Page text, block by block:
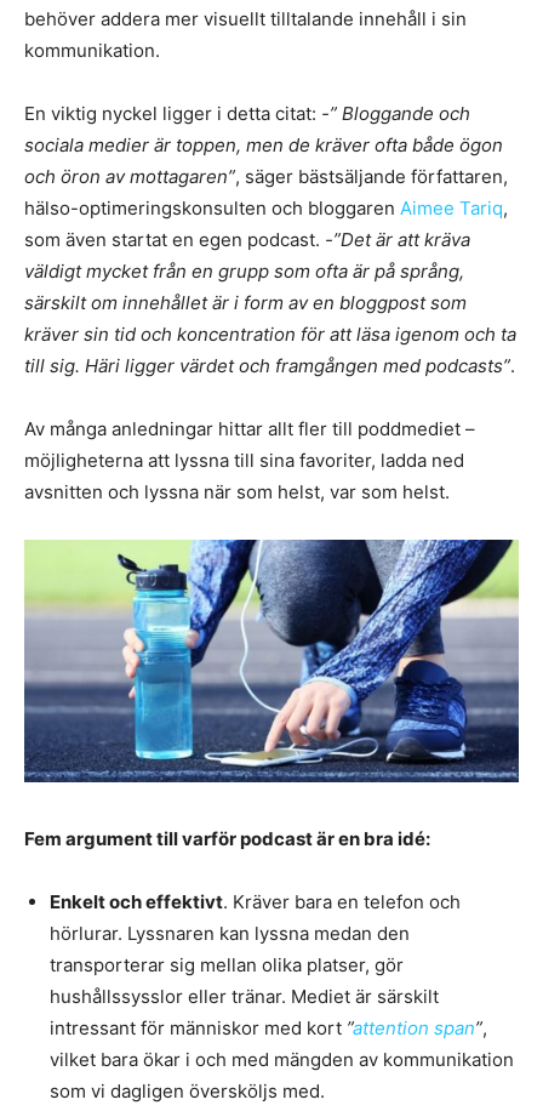
behöver addera mer visuellt tilltalande innehåll i sin
kommunikation.
En viktig nyckel ligger i detta citat: -” Bloggande och
sociala medier är toppen, men de kräver ofta både ögon
och öron av mottagaren”, säger bästsäljande författaren,
hälso-optimeringskonsulten och bloggaren Aimee Tariq,
som även startat en egen podcast. -”Det är att kräva
väldigt mycket från en grupp som ofta är på språng,
särskilt om innehållet är i form av en bloggpost som
kräver sin tid och koncentration för att läsa igenom och ta
till sig. Häri ligger värdet och framgången med podcasts”.
Av många anledningar hittar allt fler till poddmediet –
möjligheterna att lyssna till sina favoriter, ladda ned
avsnitten och lyssna när som helst, var som helst.
Fem argument till varför podcast är en bra idé:
Enkelt och effektivt. Kräver bara en telefon och
hörlurar. Lyssnaren kan lyssna medan den
transporterar sig mellan olika platser, gör
hushållssysslor eller tränar. Mediet är särskilt
intressant för människor med kort ”attention span”,
vilket bara ökar i och med mängden av kommunikation
som vi dagligen översköljs med.